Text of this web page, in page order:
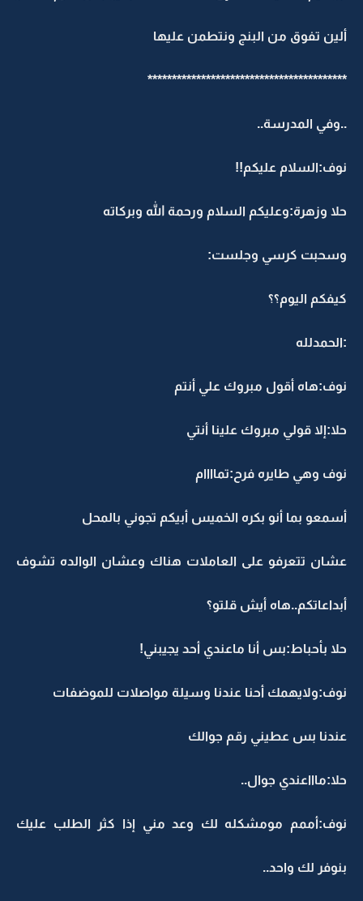
ألين تفوق من البنج ونتطمن عليها
*****************************************
..وفي المدرسة..
نوف:السلام عليكم!!
حلا وزهرة:وعليكم السلام ورحمة الله وبركاته
وسحبت كرسي وجلست:
كيفكم اليوم؟؟
:الحمدلله
نوف:هاه أقول مبروك علي أنتم
حلا:إلا قولي مبروك علينا أنتي
نوف وهي طايره فرح:تماااام
أسمعو بما أنو بكره الخميس أبيكم تجوني بالمحل
عشان تتعرفو على العاملات هناك وعشان الوالده تشوف
أبداعاتكم..هاه أيش قلتو؟
حلا بأحباط:بس أنا ماعندي أحد يجيبني!
نوف:ولايهمك أحنا عندنا وسيلة مواصلات للموضفات
عندنا بس عطيني رقم جوالك
حلا:ماااعندي جوال..
نوف:أممم مومشكله لك وعد مني إذا كثر الطلب عليك
بنوفر لك واحد..